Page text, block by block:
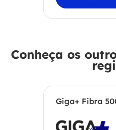
Conheça os
Giga+ Fibra